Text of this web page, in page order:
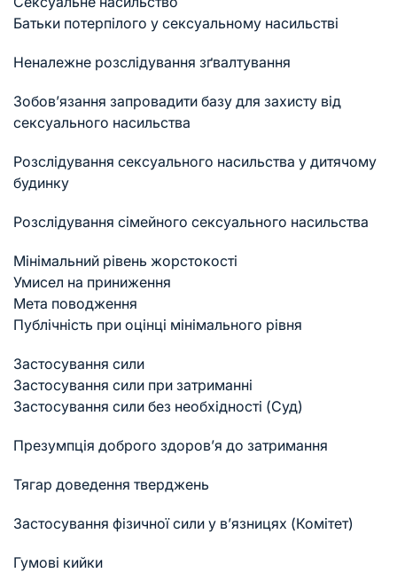
Батьки потерпілого у сексуальному насильстві
Неналежне розслідування зґвалтування
Зобов’язання запровадити базу для захисту від
сексуального насильства
Розслідування сексуального насильства у дитячому
будинку
Розслідування сімейного сексуального насильства
Мінімальний рівень жорстокості
Умисел на приниження
Мета поводження
Публічність при оцінці мінімального рівня
Застосування сили
Застосування сили при затриманні
Застосування сили без необхідності (Суд)
Презумпція доброго здоров’я до затримання
Тягар доведення тверджень
Застосування фізичної сили у в’язницях (Комітет)
Гумові кийки